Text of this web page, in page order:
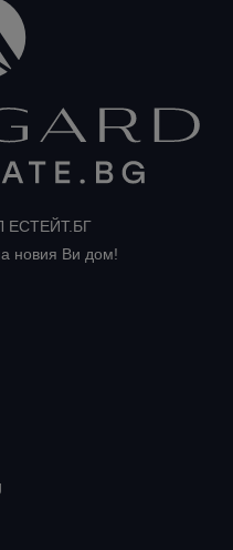
ЕСТЕЙТ.БГ
новия Ви дом!